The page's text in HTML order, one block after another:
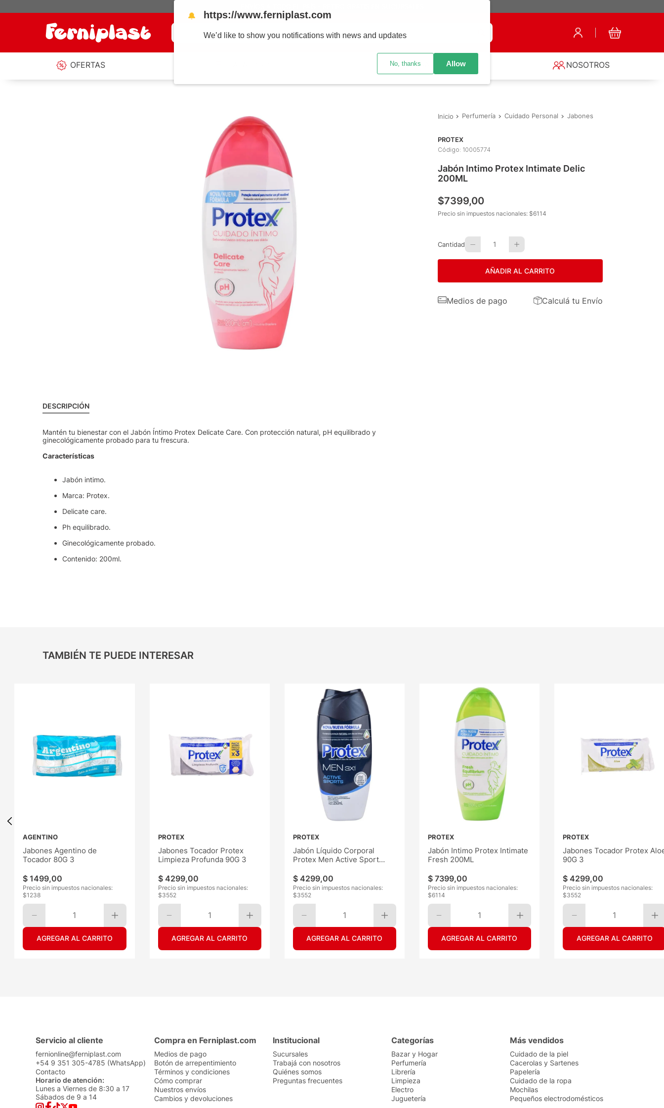
¿Qué estás buscando?
OFERTAS SUCURSALES NOSOTROS
DESCRIPCIÓN
Mantén tu bienestar con el Jabón Íntimo Protex Delicate Care. Con protección natural, pH equilibrado y
ginecológicamente probado para tu frescura.
Características
Jabón intimo.
Marca: Protex.
Delicate care.
Ph equilibrado.
Ginecológicamente probado.
Contenido: 200ml.
Perfumería Cuidado Personal Jabones
PROTEX
Código: 10005774
Jabón Intimo Protex Intimate Delic
200ML
$7399,00
Precio sin impuestos nacionales: $6114
Cantidad 1
AÑADIR AL CARRITO
Medios de pago Calculá tu Envío
TAMBIÉN TE PUEDE INTERESAR
AGENTINO
Jabones Agentino de
Tocador 80G 3
$ 1499,00
Precio sin impuestos nacionales:
$1238
1
AGREGAR AL CARRITO
PROTEX
Jabones Tocador Protex
Limpieza Profunda 90G 3
$ 4299,00
Precio sin impuestos nacionales:
$3552
1
AGREGAR AL CARRITO
PROTEX
Jabón Líquido Corporal
Protex Men Active Sport
$ 4299,00
Precio sin impuestos nacionales:
$3552
1
AGREGAR AL CARRITO
PROTEX
Jabón Intimo Protex Intimate
Fresh 200ML
$ 7399,00
Precio sin impuestos nacionales:
$6114
1
AGREGAR AL CARRITO
PROTEX
Jabones Tocador Protex
90G 3
$ 4299,00
Precio sin impuestos nacionales:
$3552
1
AGREGAR AL CARRITO
Servicio al cliente
fernionline@ferniplast.com
+54 9 351 305-4785 (WhatsApp)
Contacto
Horario de atención:
Lunes a Viernes de 8:30 a 17
Sábados de 9 a 14
Compra en Ferniplast.com
Medios de pago
Botón de arrepentimiento
Términos y condiciones
Cómo comprar
Nuestros envíos
Cambios y devoluciones
Institucional
Sucursales
Trabajá con nosotros
Quiénes somos
Preguntas frecuentes
Categorías
Bazar y Hogar
Perfumería
Librería
Limpieza
Electro
Juguetería
Más vendidos
Cuidado de la piel
Cacerolas y Sartenes
Papelería
Cuidado de la ropa
Mochilas
Pequeños electrodomésticos
🔔 https://www.ferniplast.com
We’d like to show you notifications with news and updates
No, thanks Allow